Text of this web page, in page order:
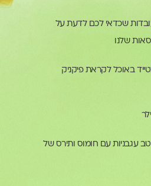
לצלחת – 10 עובדות שכדאי לכם לדעת על
שלנו
באוכל לקראת פיקניק
עגבניות עם חומוס ותירס של